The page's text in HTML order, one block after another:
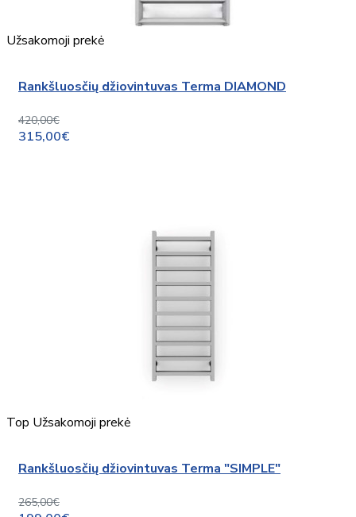
Užsakomoji prekė
Rankšluosčių džiovintuvas Terma DIAMOND
420,00€
315,00€
Top Užsakomoji prekė
Rankšluosčių džiovintuvas Terma "SIMPLE"
265,00€